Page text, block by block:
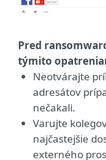
Pred
týmito
Neotvárajte
adresátov
nečakali.
Varujte
najčastejšie
externého